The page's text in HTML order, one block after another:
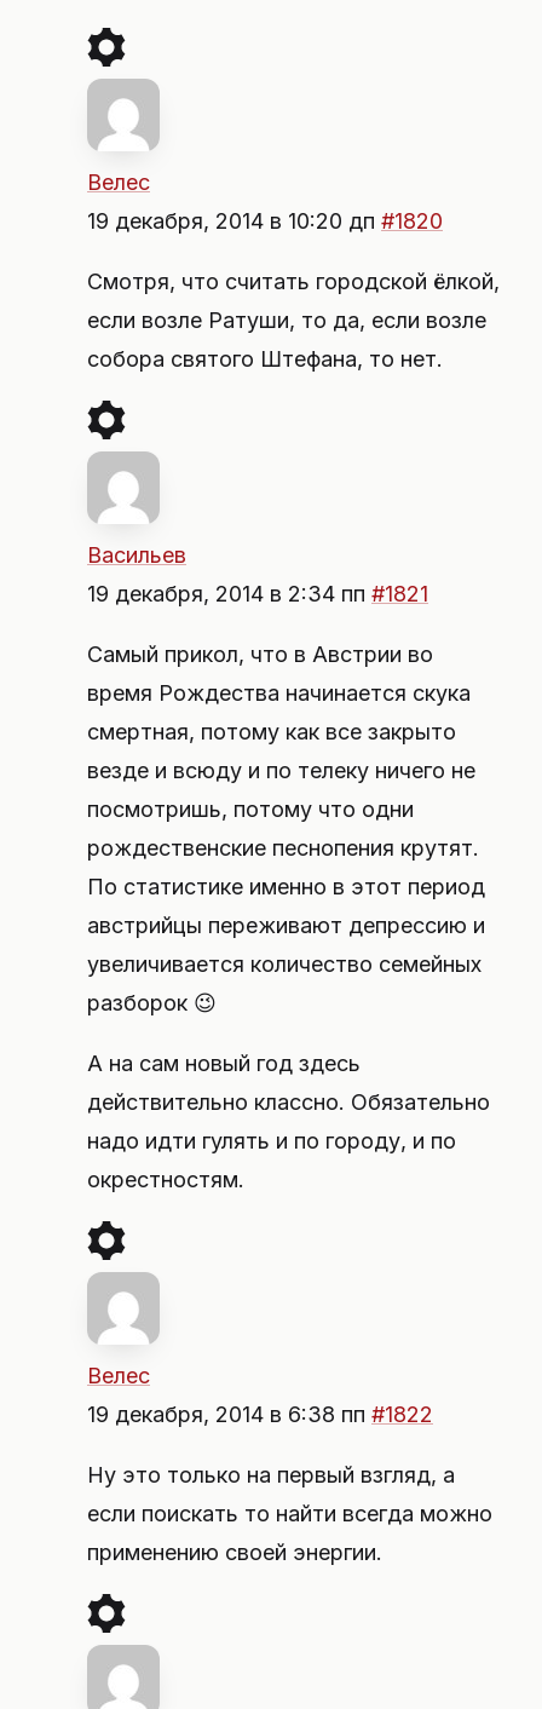
Велес
19 декабря, 2014 в 10:20 дп #1820
Смотря, что считать городской ёлкой,
если возле Ратуши, то да, если возле
собора святого Штефана, то нет.
Васильев
19 декабря, 2014 в 2:34 пп #1821
Самый прикол, что в Австрии во
время Рождества начинается скука
смертная, потому как все закрыто
везде и всюду и по телеку ничего не
посмотришь, потому что одни
рождественские песнопения крутят.
По статистике именно в этот период
австрийцы переживают депрессию и
увеличивается количество семейных
разборок 😉
А на сам новый год здесь
действительно классно. Обязательно
надо идти гулять и по городу, и по
окрестностям.
Велес
19 декабря, 2014 в 6:38 пп #1822
Ну это только на первый взгляд, а
если поискать то найти всегда можно
применению своей энергии.